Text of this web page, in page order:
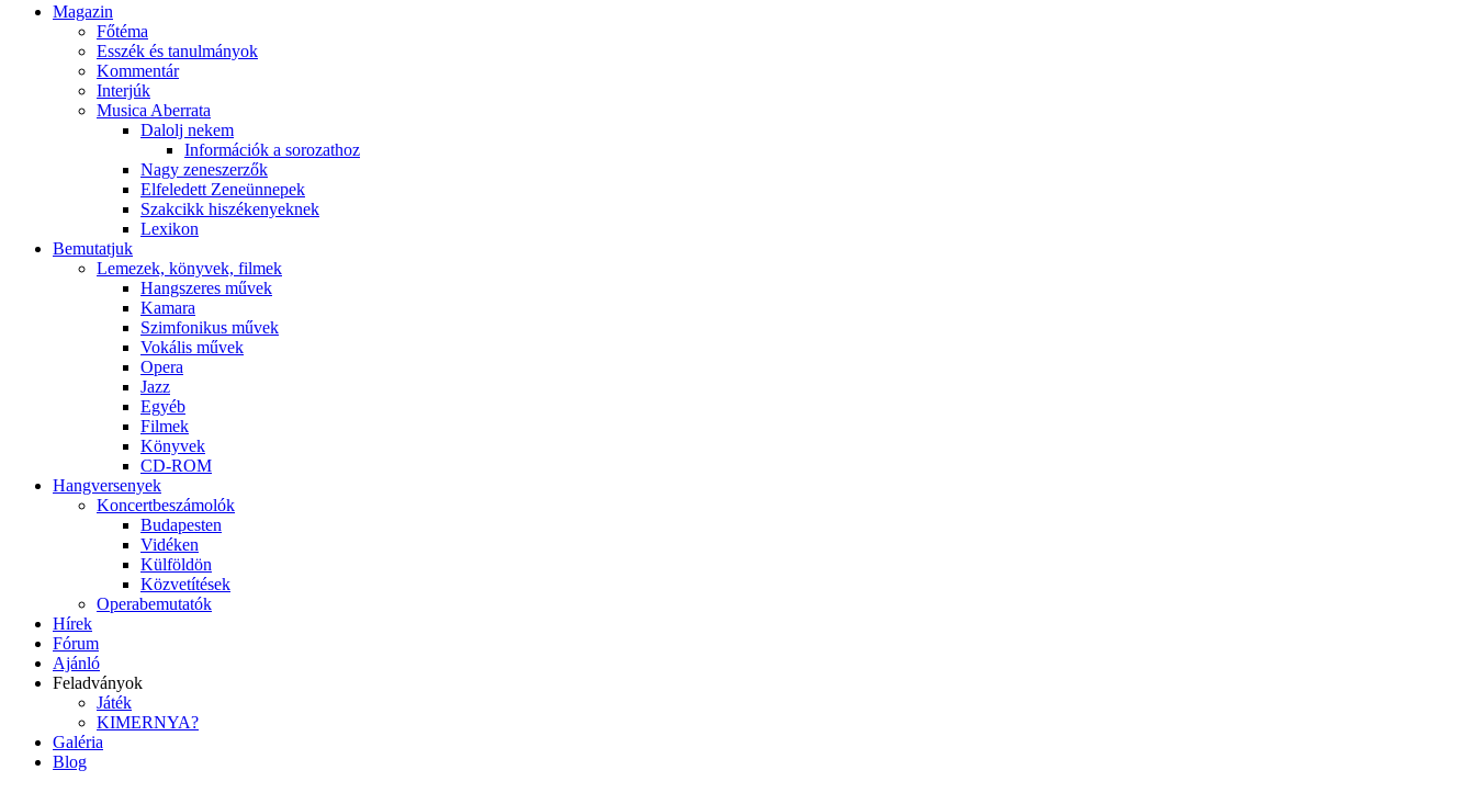
Magazin
Főtéma
Esszék és tanulmányok
Kommentár
Interjúk
Musica Aberrata
Dalolj nekem
Információk a sorozathoz
Nagy zeneszerzők
Elfeledett Zeneünnepek
Szakcikk hiszékenyeknek
Lexikon
Bemutatjuk
Lemezek, könyvek, filmek
Hangszeres művek
Kamara
Szimfonikus művek
Vokális művek
Opera
Jazz
Egyéb
Filmek
Könyvek
CD-ROM
Hangversenyek
Koncertbeszámolók
Budapesten
Vidéken
Külföldön
Közvetítések
Operabemutatók
Hírek
Fórum
Ajánló
Feladványok
Játék
KIMERNYA?
Galéria
Blog